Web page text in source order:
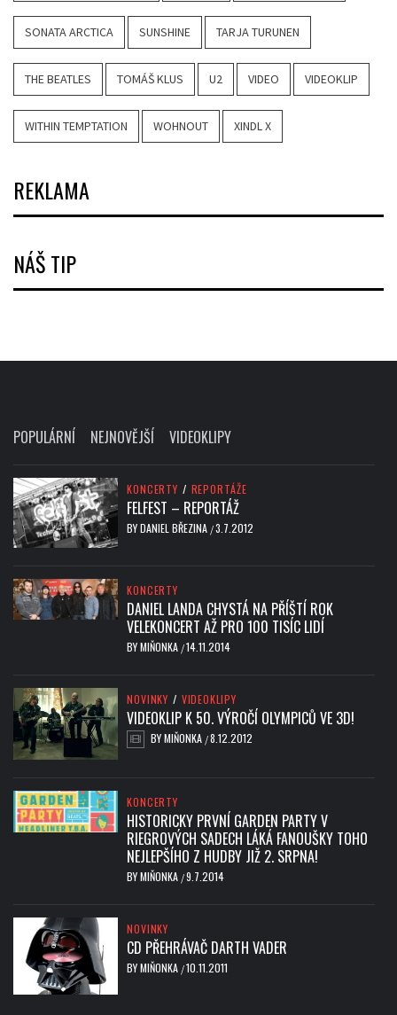
SONATA ARCTICA SUNSHINE TARJA TURUNEN
THE BEATLES TOMÁŠ KLUS U2 VIDEO VIDEOKLIP
WITHIN TEMPTATION WOHNOUT XINDL X
REKLAMA
NÁŠ TIP
POPULÁRNÍ NEJNOVĚJŠÍ VIDEOKLIPY
KONCERTY / REPORTÁŽE
FELFEST – REPORTÁŽ
BYDANIEL BŘEZINA /3.7.2012
KONCERTY
DANIEL LANDA CHYSTÁ NA PŘÍŠTÍ ROK
VELEKONCERT AŽ PRO 100 TISÍC LIDÍ
BYMIŇONKA /14.11.2014
NOVINKY / VIDEOKLIPY
VIDEOKLIP K 50. VÝROČÍ OLYMPICŮ VE 3D!
BYMIŇONKA /8.12.2012
KONCERTY
HISTORICKY PRVNÍ GARDEN PARTY V
RIEGROVÝCH SADECH LÁKÁ FANOUŠKY TOHO
NEJLEPŠÍHO Z HUDBY JIŽ 2. SRPNA!
BYMIŇONKA /9.7.2014
NOVINKY
CD PŘEHRÁVAČ DARTH VADER
BYMIŇONKA /10.11.2011